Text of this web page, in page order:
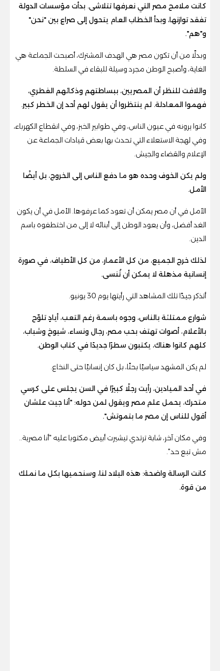
كانت ملامح مصر التي نعرفها تتلاشى. بدأت مؤسسات الدولة
تفقد توازنها، وبدأ الخطاب العام يتحول إلى صراع بين "نحن"
و"هم".
وبدلًا من أن تكون مصر هي الهدف المشترك، أصبحت الجماعة هي
الغاية، وأصبح الوطن مجرد وسيلة للبقاء في السلطة.
واللافت للنظر أن المصريين، ببساطتهم وذكائهم الفطري،
فهموا المعادلة. لم ينتظروا أن يقول لهم أحد إن الخطر كبير.
كانوا يرونه في عيون الناس، وفي طوابير الخبز، وفي انقطاع الكهرباء،
وفي لهجة الاستعلاء التي تحدث بها بعض قيادات الجماعة عن
الإعلام والقضاء والجيش.
ولم يكن الخوف وحده هو ما دفع الناس إلى الخروج، بل أيضًا
الأمل.
الأمل في أن مصر يمكن أن تعود كما عرفوها. الأمل في أن يكون
الغد أفضل، وأن يعود الوطن إلى أبنائه لا إلى من اختطفوه باسم
الدين.
لذلك خرج الجميع، من كل الأعمار، من كل الأطياف، في صورة
إنسانية مذهلة لا يمكن أن تُنسى.
أتذكر جيدًا تلك المشاهد التي رأيتها يوم 30 يونيو.
شوارع ممتلئة بالناس، وجوه باسمة رغم التعب، أيادٍ تلوّح
بالأعلام، أصوات تهتف بحب مصر، رجال ونساء، شيوخ وشباب،
كلهم كانوا هناك، يكتبون سطرًا جديدًا في كتاب الوطن.
لم يكن المشهد سياسيًا بحتًا، بل كان إنسانيًا حتى النخاع.
في أحد الميادين، رأيت رجلًا كبيرًا في السن يجلس على كرسي
متحرك، يحمل علم مصر ويقول لمن حوله: "أنا جيت علشان
أقول للناس إن مصر ما بتموتش".
وفي مكان آخر، شابة ترتدي تيشيرت أبيض مكتوبا عليه "أنا مصرية..
مش تبع حد".
كانت الرسالة واضحة: هذه البلاد لنا، وسنحميها بكل ما نملك
من قوة.